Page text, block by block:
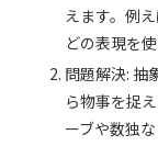
えます。例
どの表現を
問題解決: 抽
ら物事を捉
ーブや数独